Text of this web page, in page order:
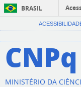
BRASIL
CNPq
MINISTÉRIO DA